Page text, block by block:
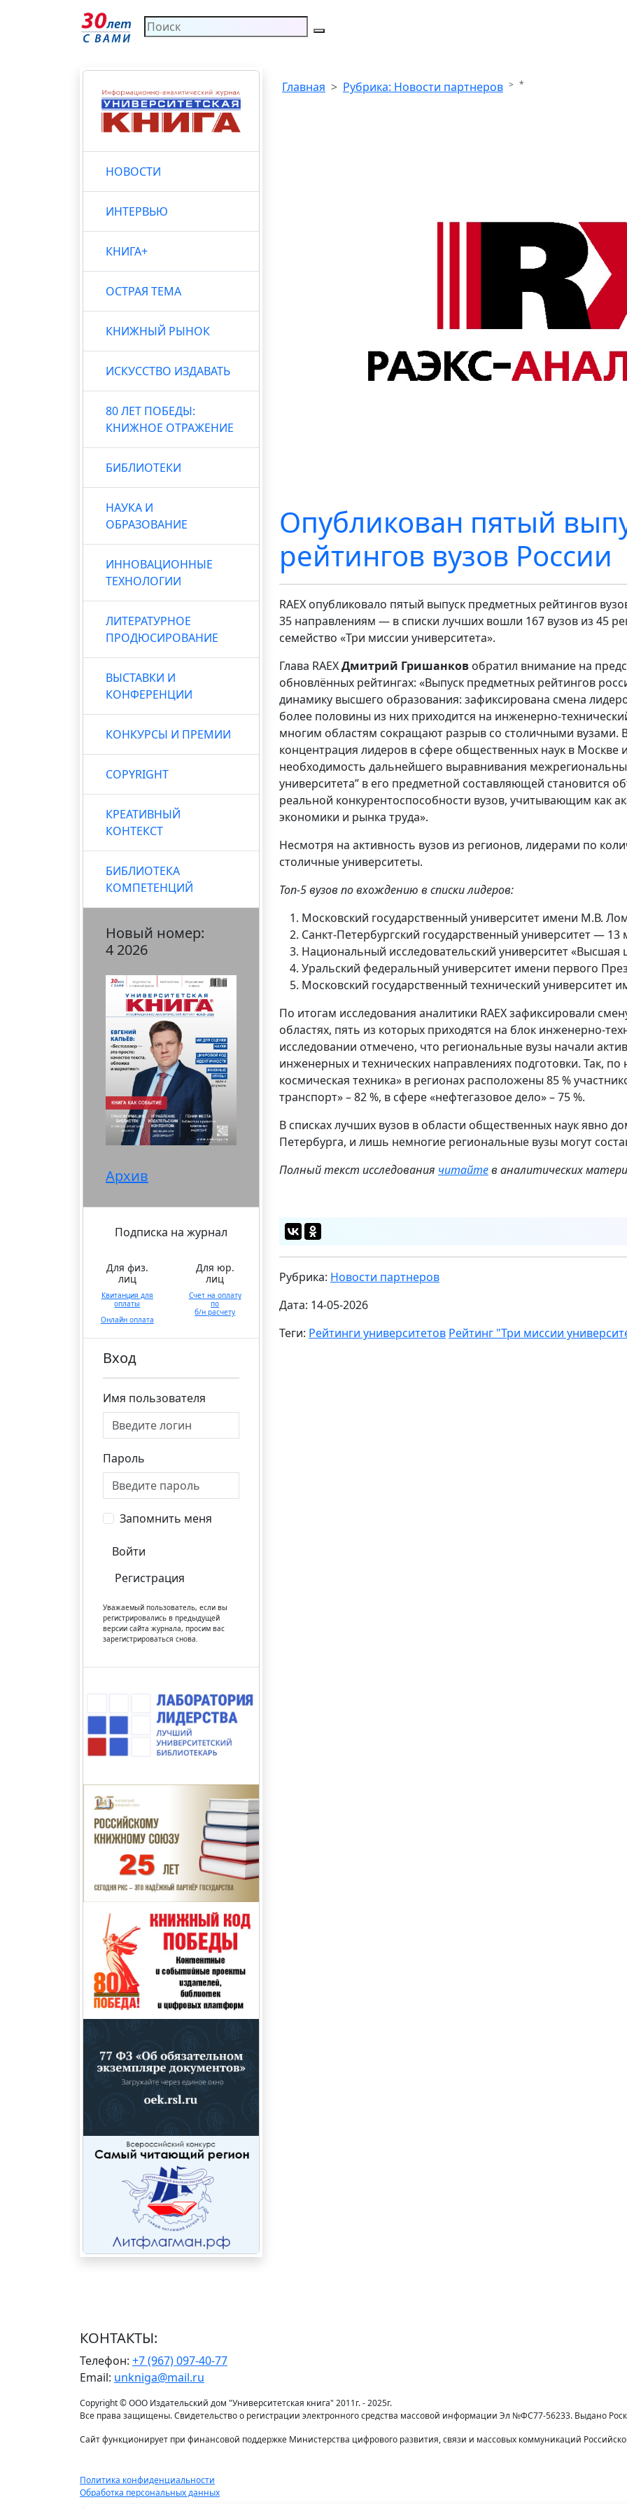
НОВОСТИ
ИНТЕРВЬЮ
КНИГА+
ОСТРАЯ ТЕМА
КНИЖНЫЙ РЫНОК
ИСКУССТВО ИЗДАВАТЬ
80 ЛЕТ ПОБЕДЫ:
КНИЖНОЕ ОТРАЖЕНИЕ
БИБЛИОТЕКИ
НАУКА И
ОБРАЗОВАНИЕ
ИННОВАЦИОННЫЕ
ТЕХНОЛОГИИ
ЛИТЕРАТУРНОЕ
ПРОДЮСИРОВАНИЕ
ВЫСТАВКИ И
КОНФЕРЕНЦИИ
КОНКУРСЫ И ПРЕМИИ
COPYRIGHT
КРЕАТИВНЫЙ
КОНТЕКСТ
БИБЛИОТЕКА
КОМПЕТЕНЦИЙ
Новый номер:
4 2026
Архив
Подписка на журнал
Для физ.
лиц
Квитанция для
оплаты
Онлайн оплата
Для юр.
лиц
Счет на оплату
по
б/н расчету
Вход
Имя пользователя
Пароль
Запомнить меня
Войти
Регистрация
Уважаемый пользователь, если вы
регистрировались в предыдущей
версии сайта журнала, просим вас
зарегистрироваться снова.
Главная Рубрика: Новости партнеров *
Опубликован пятый
рейтингов вузов России
RAEX опубликовало пятый выпуск предметных рейтингов
35 направлениям — в списки лучших вошли 167 вузов из 45
семейство «Три миссии университета».
Глава RAEXДмитрий Гришанков обратил внимание на
обновлённых рейтингах: «Выпуск предметных рейтингов
динамику высшего образования: зафиксирована смена
более половины из них приходится на инженерно-
многим областям сокращают разрыв со столичными вузами.
концентрация лидеров в сфере общественных наук в Москве
необходимость дальнейшего выравнивания
университета” в его предметной составляющей становится
реальной конкурентоспособности вузов, учитывающим как
экономики и рынка труда».
Несмотря на активность вузов из регионов, лидерами по
столичные университеты.
Топ-5 вузов по вхождению в списки лидеров:
Московский государственный университет имени М.В.
Санкт-Петербургский государственный университет — 13
Национальный исследовательский университет
Уральский федеральный университет имени первого
Московский государственный технический университет
По итогам исследования аналитики RAEX зафиксировали
областях, пять из которых приходятся на блок инженерно-
исследовании отмечено, что региональные вузы начали
инженерных и технических направлениях подготовки. Так,
космическая техника» в регионах расположены 85 %
транспорт» – 82 %, в сфере «нефтегазовое дело» – 75 %.
В списках лучших вузов в области общественных наук явно
Петербурга, и лишь немногие региональные вузы могут
Полный текст исследования читайтев аналитических
Рубрика: Новости партнеров
Дата: 14-05-2026
Теги: Рейтинги университетов Рейтинг "Три миссии
КОНТАКТЫ:
Телефон: +7 (967) 097-40-77
Email: unkniga@mail.ru
Copyright © ООО Издательский дом "Университетская книга" 2011г. - 2025г.
Все права защищены. Свидетельство о регистрации электронного средства массовой информации Эл №ФС77-56233. Выдано
Сайт функционирует при финансовой поддержке Министерства цифрового развития, связи и массовых коммуникаций
Политика конфиденциальности
Обработка персональных данных